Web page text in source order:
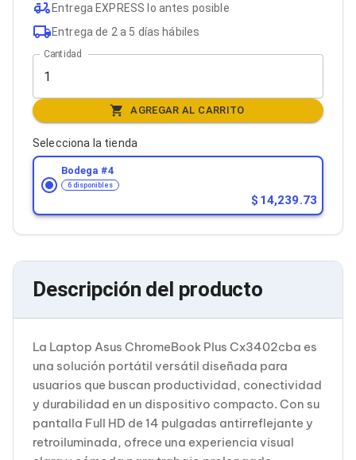
Teclados Numéricos
Controles de Juego para PC
Servidores
Accesorios para Servidores
Racks y Gabinetes
Charolas para Racks y Gabinetes
Cableado Estructurado para Servidores
Cables KVM
Fuentes de Poder
Enfriamiento para Servidores
Soportes y Paneles
Sistemas Operativos para Servidores
Soportes de Datos
Ultrium
Accesorios para Discos Duros
Gabinetes de Discos Duros
Discos Duros Externos
Discos Duros para NAS
Discos Duros para Servidores
Accesorios para SSD
Gabinetes para SSD
Almacenamiento MSA
Discos Duros Internos para PC
Discos Duros Internos para Laptop
Monitores
Entrega EXPRESS lo antes posible
Entrega de 2 a 5 días hábiles
Cantidad
AGREGAR AL CARRITO
Selecciona la tienda
Bodega #4
6 disponibles
14,239.73
Descripción del producto
La Laptop Asus ChromeBook Plus Cx3402cba es
una solución portátil versátil diseñada para
usuarios que buscan productividad, conectividad
y durabilidad en un dispositivo compacto. Con su
pantalla Full HD de 14 pulgadas antirreflejante y
retroiluminada, ofrece una experiencia visual